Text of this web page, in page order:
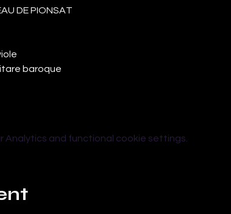
DE PIONSAT
baroque
Analytics and functional cookie settings.